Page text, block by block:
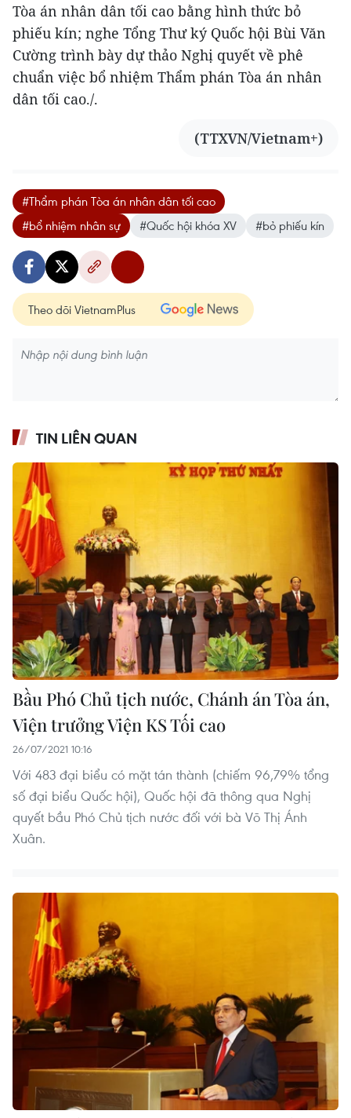
Tòa án nhân dân tối cao bằng hình thức bỏ
phiếu kín; nghe Tổng Thư ký Quốc hội Bùi Văn
Cường trình bày dự thảo Nghị quyết về phê
chuẩn việc bổ nhiệm Thẩm phán Tòa án nhân
dân tối cao./.
(TTXVN/Vietnam+)
#Thẩm phán Tòa án nhân dân tối cao
#bổ nhiệm nhân sự
#Quốc hội khóa XV #bỏ phiếu kín
Theo dõi VietnamPlus
TIN LIÊN QUAN
Bầu Phó Chủ tịch nước, Chánh án Tòa án,
Viện trưởng Viện KS Tối cao
26/07/2021 10:16
Với 483 đại biểu có mặt tán thành (chiếm 96,79% tổng
số đại biểu Quốc hội), Quốc hội đã thông qua Nghị
quyết bầu Phó Chủ tịch nước đối với bà Võ Thị Ánh
Xuân.